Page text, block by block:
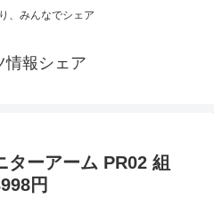
、みんなでシェア
情報シェア
ターアーム PR02 組
円